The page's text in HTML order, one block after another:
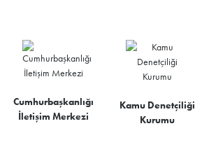
Cumhurbaşkanlığı
İletişim Merkezi
Kamu Denetçiliği
Kurumu